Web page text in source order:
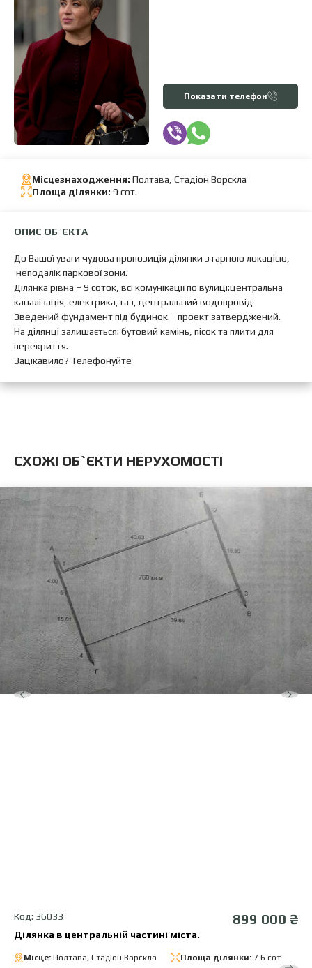
Показати телефон
Місцезнаходження: Полтава, Стадіон Ворскла
Площа ділянки: 9 сот.
ОПИС ОБ`ЄКТА
До Вашої уваги чудова пропозиція ділянки з гарною локацією,
неподалік паркової зони.
Ділянка рівна – 9 соток, всі комунікації по вулиці:центральна
каналізація, електрика, газ, центральний водопровід
Зведений фундамент під будинок – проект затверджений.
На ділянці залишається: бутовий камінь, пісок та плити для
перекриття.
Зацікавило? Телефонуйте
CХОЖІ ОБ`ЄКТИ НЕРУХОМОСТІ
Код: 36033 899 000 ₴
Ділянка в центральній частині міста.
Місце: Полтава, Стадіон Ворскла Площа ділянки: 7.6 сот.